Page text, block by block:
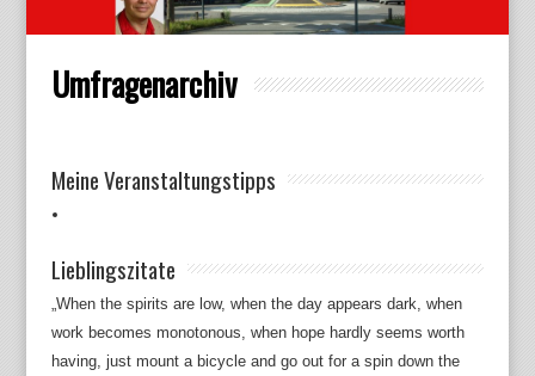
Umfragenarchiv
Meine Veranstaltungstipps
Lieblingszitate
„When the spirits are low, when the day appears dark, when
work becomes monotonous, when hope hardly seems worth
having, just mount a bicycle and go out for a spin down the